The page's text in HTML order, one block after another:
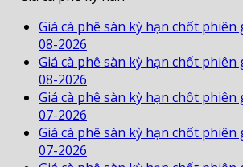
Giá cà phê sàn kỳ hạn chốt phiên
08-2026
Giá cà phê sàn kỳ hạn chốt phiên
08-2026
Giá cà phê sàn kỳ hạn chốt phiên
07-2026
Giá cà phê sàn kỳ hạn chốt phiên
07-2026